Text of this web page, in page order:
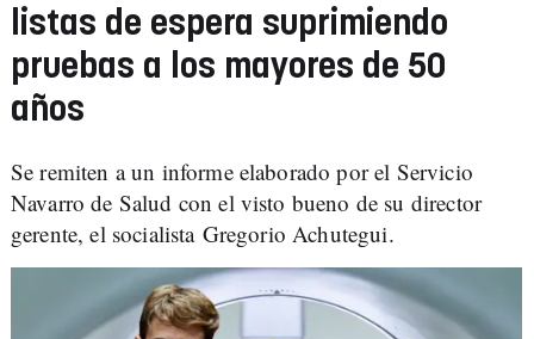
listas de espera suprimiendo
pruebas a los mayores de 50
años
Se remiten a un informe elaborado por el Servicio
Navarro de Salud con el visto bueno de su director
gerente, el socialista Gregorio Achutegui.